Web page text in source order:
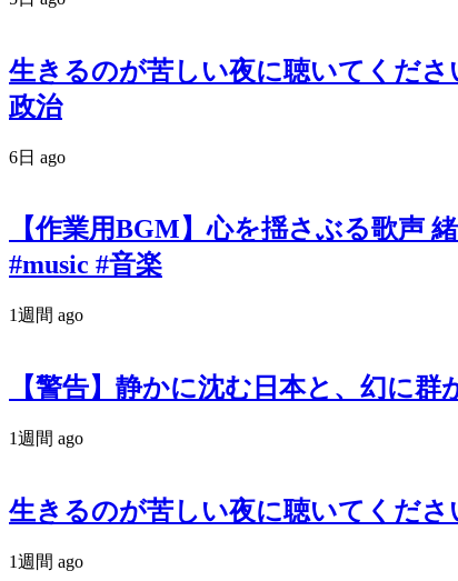
生きるのが苦しい夜に聴いてくださ
政治
6日 ago
【作業用BGM】心を揺さぶる歌声
#music #音楽
1週間 ago
【警告】静かに沈む日本と、幻に
1週間 ago
生きるのが苦しい夜に聴いてくださ
1週間 ago